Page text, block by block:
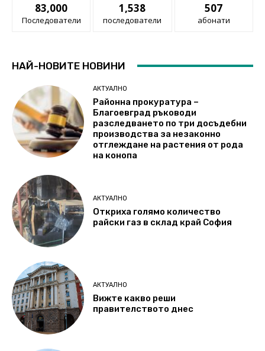
83,000
Последователи
1,538
последователи
507
абонати
НАЙ-НОВИТЕ НОВИНИ
АКТУАЛНО
Районна прокуратура –
Благоевград ръководи
разследването по три досъдебни
производства за незаконно
отглеждане на растения от рода
на конопа
АКТУАЛНО
Откриха голямо количество
райски газ в склад край София
АКТУАЛНО
Вижте какво реши
правителството днес